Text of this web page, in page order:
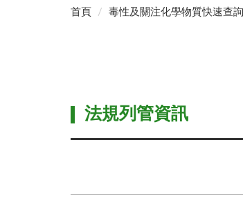
首頁 毒性及關注化學物質快速查詢
法規列管資訊